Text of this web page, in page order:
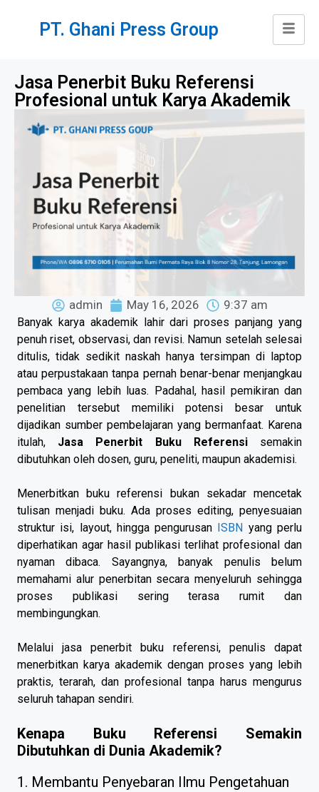
PT. Ghani Press Group
Jasa Penerbit Buku Referensi
Profesional untuk Karya Akademik
admin May 16, 2026 9:37 am
Banyak karya akademik lahir dari proses panjang yang
penuh riset, observasi, dan revisi. Namun setelah selesai
ditulis, tidak sedikit naskah hanya tersimpan di laptop
atau perpustakaan tanpa pernah benar-benar menjangkau
pembaca yang lebih luas. Padahal, hasil pemikiran dan
penelitian tersebut memiliki potensi besar untuk
dijadikan sumber pembelajaran yang bermanfaat. Karena
itulah, Jasa Penerbit Buku Referensisemakin
dibutuhkan oleh dosen, guru, peneliti, maupun akademisi.
Menerbitkan buku referensi bukan sekadar mencetak
tulisan menjadi buku. Ada proses editing, penyesuaian
struktur isi, layout, hingga pengurusan
ISBN yang perlu
diperhatikan agar hasil publikasi terlihat profesional dan
nyaman dibaca. Sayangnya, banyak penulis belum
memahami alur penerbitan secara menyeluruh sehingga
proses publikasi sering terasa rumit dan
membingungkan.
Melalui jasa penerbit buku referensi, penulis dapat
menerbitkan karya akademik dengan proses yang lebih
praktis, terarah, dan profesional tanpa harus mengurus
seluruh tahapan sendiri.
Kenapa Buku Referensi Semakin
Dibutuhkan di Dunia Akademik?
1. Membantu Penyebaran Ilmu Pengetahuan